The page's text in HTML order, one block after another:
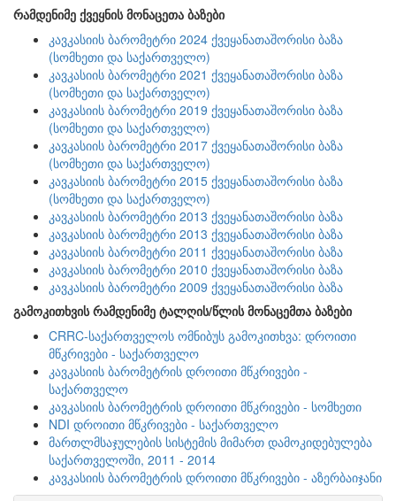
რამდენიმე ქვეყნის მონაცეთა ბაზები
კავკასიის ბარომეტრი 2024 ქვეყანათაშორისი ბაზა
(სომხეთი და საქართველო)
კავკასიის ბარომეტრი 2021 ქვეყანათაშორისი ბაზა
(სომხეთი და საქართველო)
კავკასიის ბარომეტრი 2019 ქვეყანათაშორისი ბაზა
(სომხეთი და საქართველო)
კავკასიის ბარომეტრი 2017 ქვეყანათაშორისი ბაზა
(სომხეთი და საქართველო)
კავკასიის ბარომეტრი 2015 ქვეყანათაშორისი ბაზა
(სომხეთი და საქართველო)
კავკასიის ბარომეტრი 2013 ქვეყანათაშორისი ბაზა
კავკასიის ბარომეტრი 2013 ქვეყანათაშორისი ბაზა
კავკასიის ბარომეტრი 2011 ქვეყანათაშორისი ბაზა
კავკასიის ბარომეტრი 2010 ქვეყანათაშორისი ბაზა
კავკასიის ბარომეტრი 2009 ქვეყანათაშორისი ბაზა
გამოკითხვის რამდენიმე ტალღის/წლის მონაცემთა ბაზები
CRRC-საქართველოს ომნიბუს გამოკითხვა: დროითი
მწკრივები - საქართველო
კავკასიის ბარომეტრის დროითი მწკრივები -
საქართველო
კავკასიის ბარომეტრის დროითი მწკრივები - სომხეთი
NDI დროითი მწკრივები - საქართველო
მართლმსაჯულების სისტემის მიმართ დამოკიდებულება
საქართველოში, 2011 - 2014
კავკასიის ბარომეტრის დროითი მწკრივები - აზერბაიჯანი